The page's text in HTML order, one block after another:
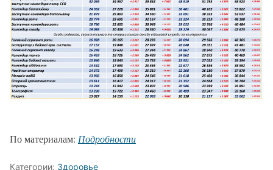
По материалам: Подробности
Категории: Здоровье